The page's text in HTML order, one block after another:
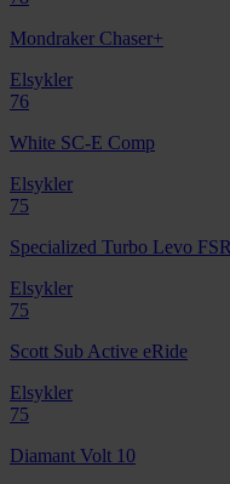
Mondraker Chaser+
Elsykler
76
White SC-E Comp
Elsykler
75
Specialized Turbo Levo
Elsykler
75
Scott Sub Active eRide
Elsykler
75
Diamant Volt 10